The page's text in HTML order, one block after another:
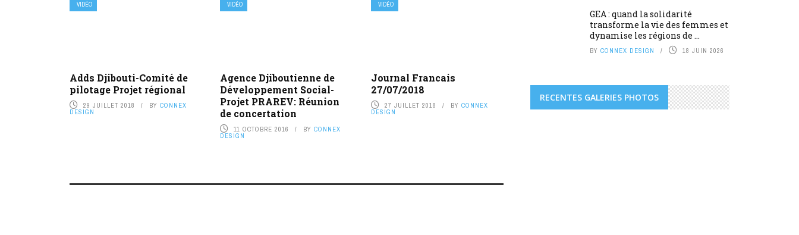
VIDÉO
Adds Djibouti-Comité de
pilotage Projet régional
29 JUILLET 2018 BY CONNEX
DESIGN
VIDÉO
Agence Djiboutienne de
Développement Social-
Projet PRAREV: Réunion
de concertation
11 OCTOBRE 2016 BYCONNEX
DESIGN
VIDÉO
Journal Francais
27/07/2018
27 JUILLET 2018 BY CONNEX
DESIGN
GEA : quand la solidarité
transforme la vie des femmes et
dynamise les régions de ...
BY CONNEX DESIGN 18 JUIN 2026
RECENTES GALERIES PHOTOS